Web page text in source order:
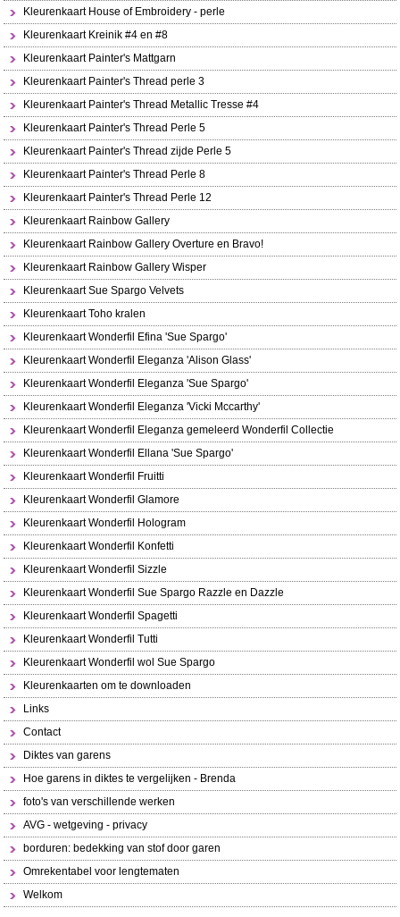
Kleurenkaart House of Embroidery - perle
Kleurenkaart Kreinik #4 en #8
Kleurenkaart Painter's Mattgarn
Kleurenkaart Painter's Thread perle 3
Kleurenkaart Painter's Thread Metallic Tresse #4
Kleurenkaart Painter's Thread Perle 5
Kleurenkaart Painter's Thread zijde Perle 5
Kleurenkaart Painter's Thread Perle 8
Kleurenkaart Painter's Thread Perle 12
Kleurenkaart Rainbow Gallery
Kleurenkaart Rainbow Gallery Overture en Bravo!
Kleurenkaart Rainbow Gallery Wisper
Kleurenkaart Sue Spargo Velvets
Kleurenkaart Toho kralen
Kleurenkaart Wonderfil Efina 'Sue Spargo'
Kleurenkaart Wonderfil Eleganza 'Alison Glass'
Kleurenkaart Wonderfil Eleganza 'Sue Spargo'
Kleurenkaart Wonderfil Eleganza 'Vicki Mccarthy'
Kleurenkaart Wonderfil Eleganza gemeleerd Wonderfil Collectie
Kleurenkaart Wonderfil Ellana 'Sue Spargo'
Kleurenkaart Wonderfil Fruitti
Kleurenkaart Wonderfil Glamore
Kleurenkaart Wonderfil Hologram
Kleurenkaart Wonderfil Konfetti
Kleurenkaart Wonderfil Sizzle
Kleurenkaart Wonderfil Sue Spargo Razzle en Dazzle
Kleurenkaart Wonderfil Spagetti
Kleurenkaart Wonderfil Tutti
Kleurenkaart Wonderfil wol Sue Spargo
Kleurenkaarten om te downloaden
Links
Contact
Diktes van garens
Hoe garens in diktes te vergelijken - Brenda
foto's van verschillende werken
AVG - wetgeving - privacy
borduren: bedekking van stof door garen
Omrekentabel voor lengtematen
Welkom